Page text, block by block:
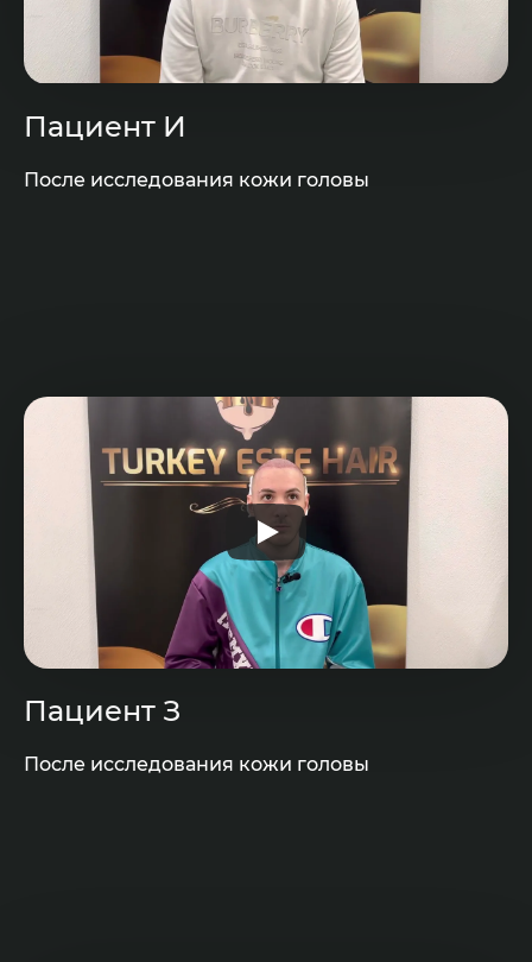
Пациент И
После исследования кожи головы
Пациент З
После исследования кожи головы